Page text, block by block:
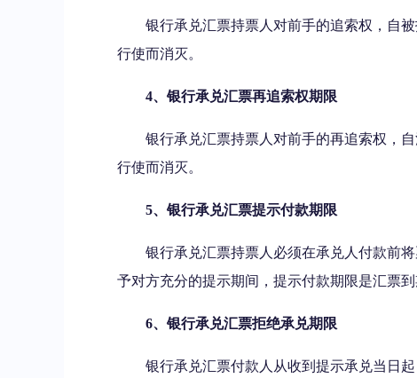
银行承兑汇票持票人对前手的追索权，自
行使而消灭。
4、银行承兑汇票再追索权期限
银行承兑汇票持票人对前手的再追索权，
行使而消灭。
5、银行承兑汇票提示付款期限
银行承兑汇票持票人必须在承兑人付款前
予对方充分的提示期间，提示付款期限是汇票到
6、银行承兑汇票拒绝承兑期限
银行承兑汇票付款人从收到提示承兑当日